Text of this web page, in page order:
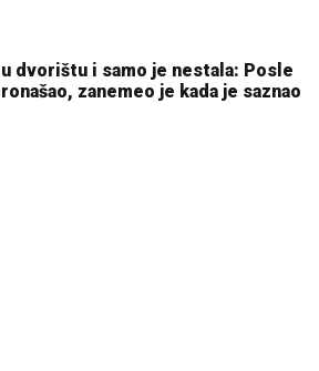
dvorištu i samo je nestala: Posle
zanemeo je kada je saznao